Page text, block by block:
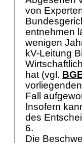
von
entnehmen
wenigen
kV-Leitung
hat (vgl.
Fall
Insofern
des
6.
Die